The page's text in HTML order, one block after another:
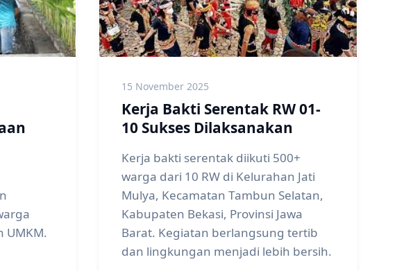
UMKM.
15 November 2025
Kerja Bakti Serentak RW 01-
10 Sukses Dilaksanakan
Kerja bakti serentak diikuti 500+
warga dari 10 RW di Kelurahan Jati
Mulya, Kecamatan Tambun Selatan,
Kabupaten Bekasi, Provinsi Jawa
Barat. Kegiatan berlangsung tertib
dan lingkungan menjadi lebih bersih.